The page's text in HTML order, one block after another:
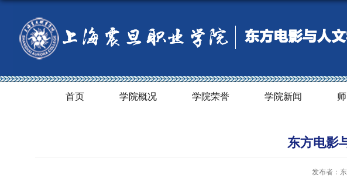
首页 学院概况 学院荣誉 学院新闻
东方电影
发布者：